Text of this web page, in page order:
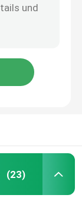
(23)